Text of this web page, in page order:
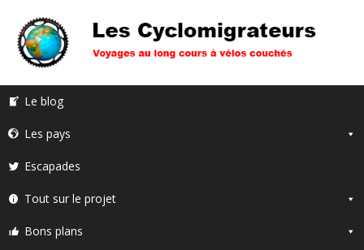
Le blog
Les pays
Escapades
Tout sur le projet
Bons plans